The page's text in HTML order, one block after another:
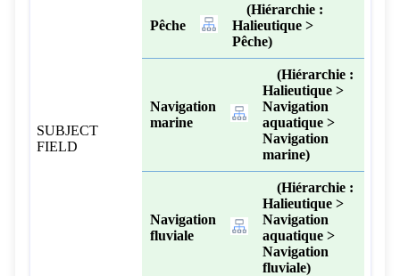
SUBJECT
FIELD
Pêche
(Hiérarchie :
Halieutique >
Pêche)
Navigation
marine
(Hiérarchie :
Halieutique >
Navigation
aquatique >
Navigation
marine)
Navigation
fluviale
(Hiérarchie :
Halieutique >
Navigation
aquatique >
Navigation
fluviale)